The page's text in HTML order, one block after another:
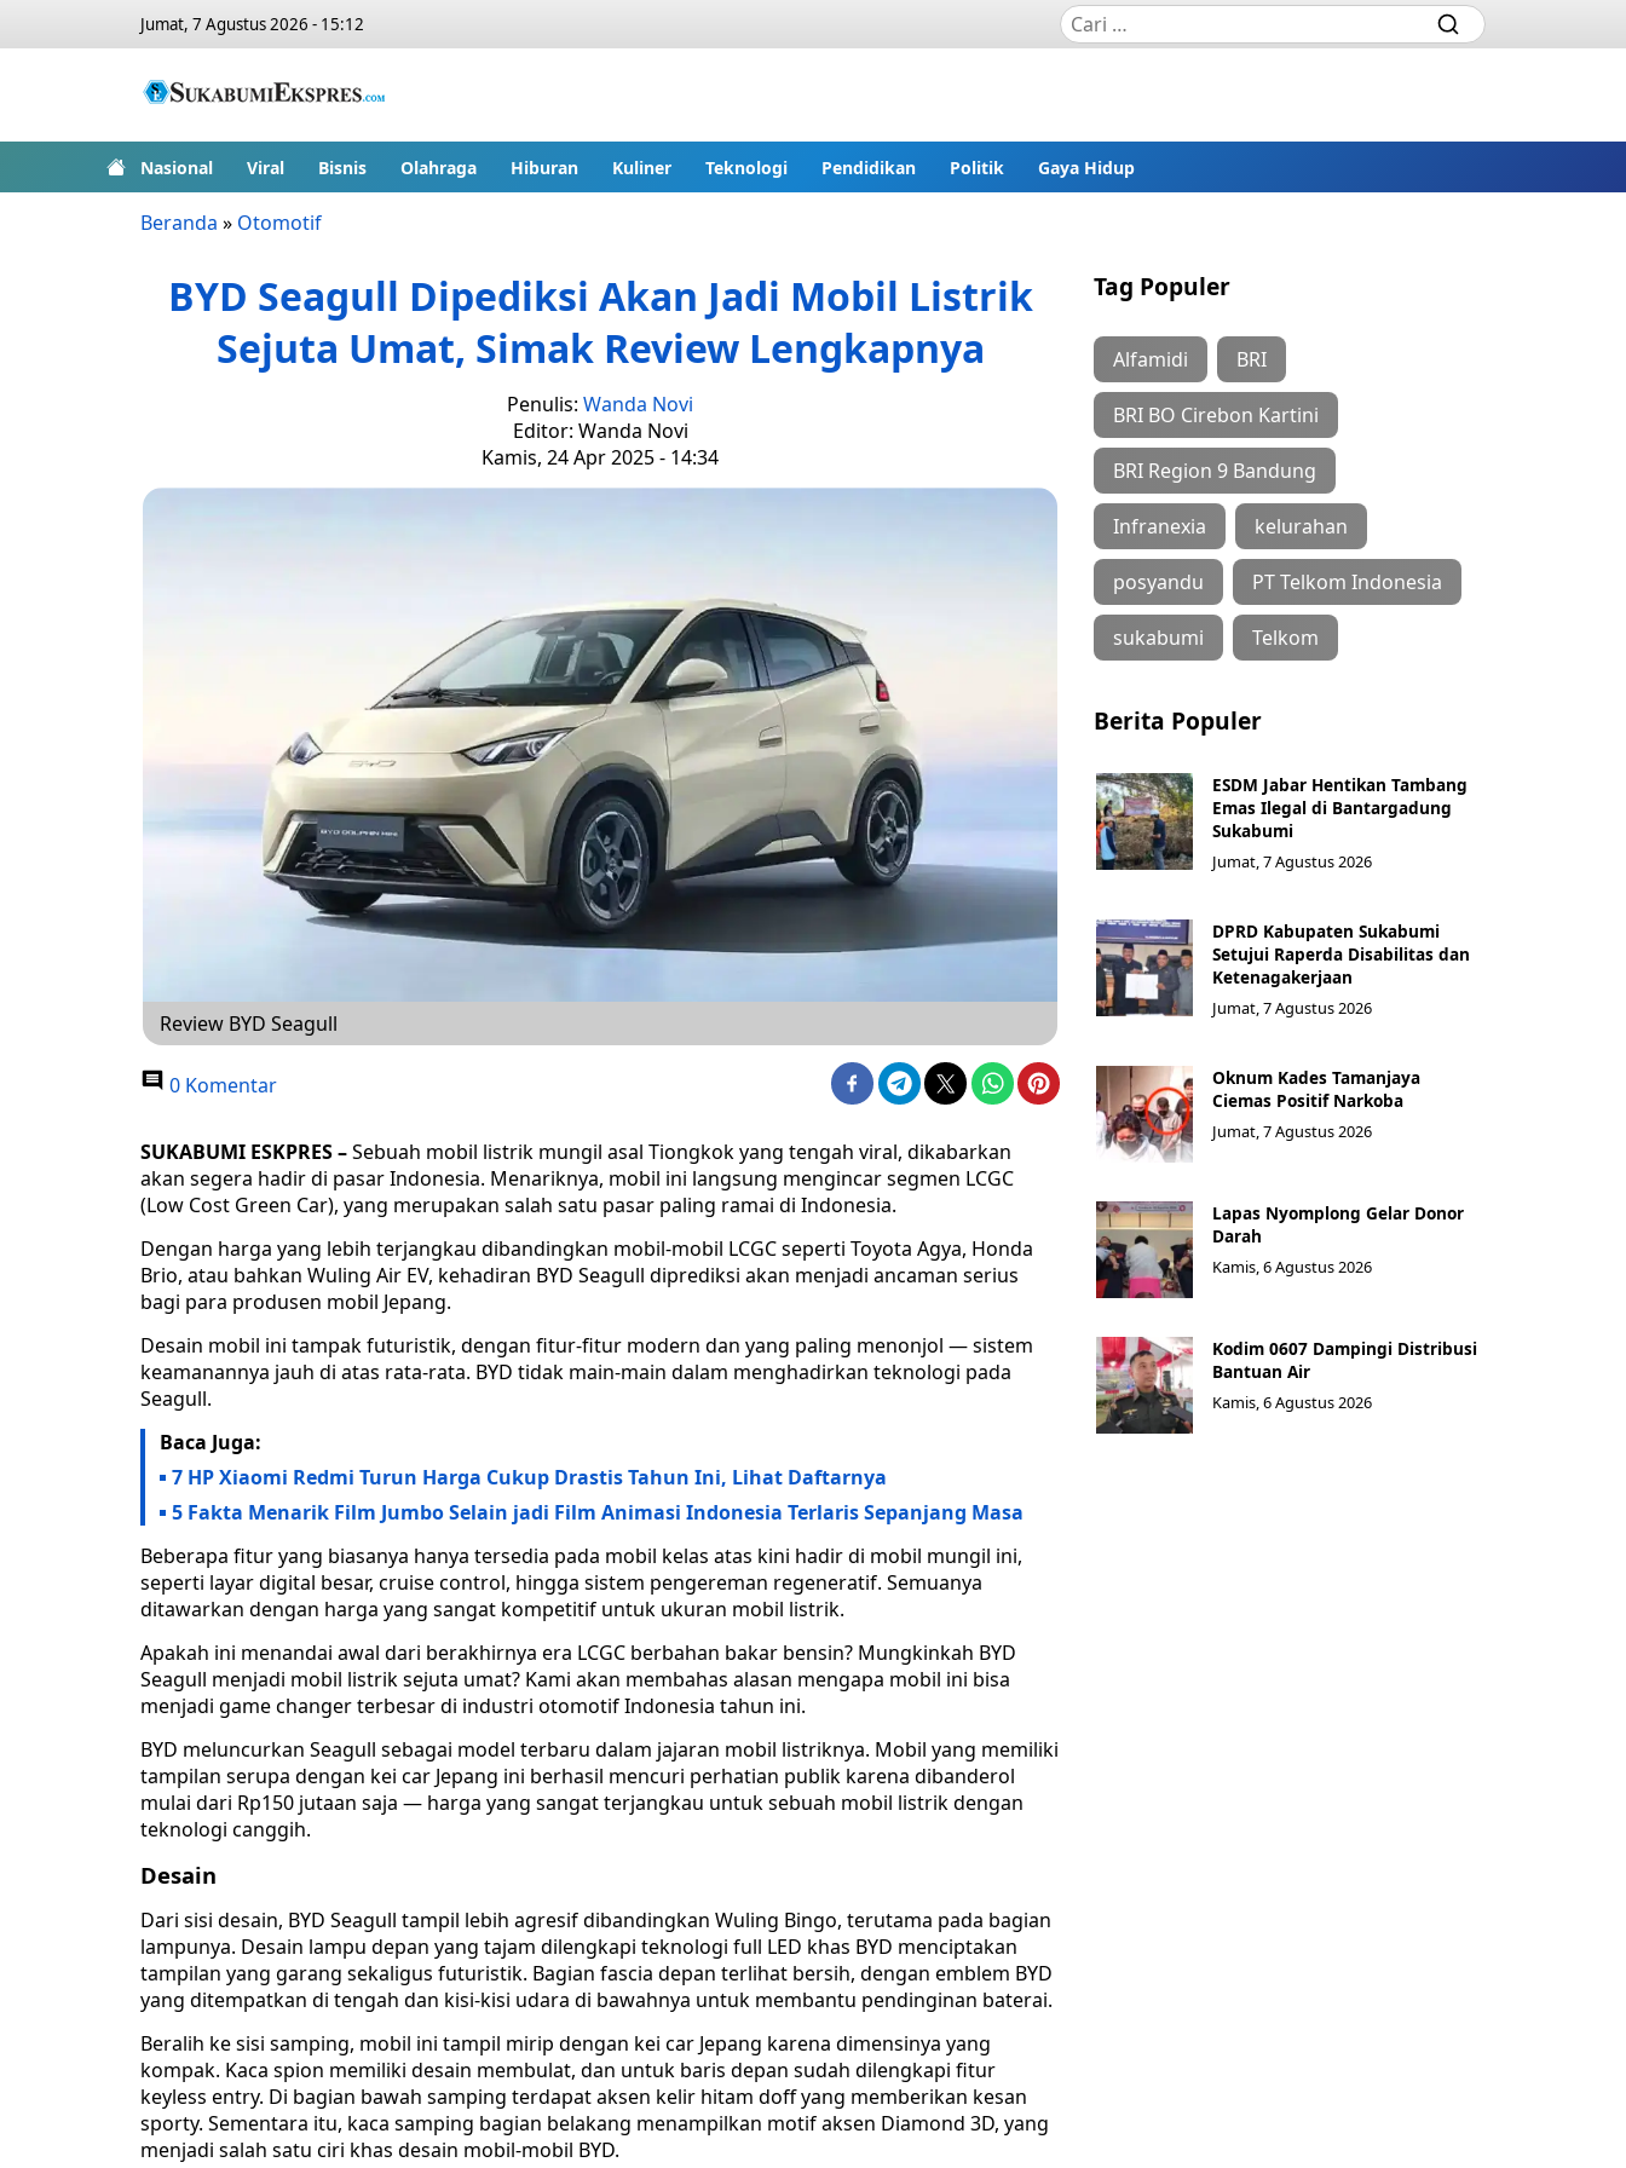
Jumat, 7 Agustus 2026 - 15:12
Nasional Viral Bisnis Olahraga Hiburan Kuliner Teknologi Pendidikan Politik Gaya Hidup
Beranda » Otomotif
BYD Seagull Dipediksi Akan Jadi Mobil Listrik
Sejuta Umat, Simak Review Lengkapnya
Penulis: Wanda Novi
Editor: Wanda Novi
Kamis, 24 Apr 2025 - 14:34
Review BYD Seagull
0 Komentar
SUKABUMI ESKPRES –Sebuah mobil listrik mungil asal Tiongkok yang tengah viral, dikabarkan
akan segera hadir di pasar Indonesia. Menariknya, mobil ini langsung mengincar segmen LCGC
(Low Cost Green Car), yang merupakan salah satu pasar paling ramai di Indonesia.
Dengan harga yang lebih terjangkau dibandingkan mobil-mobil LCGC seperti Toyota Agya, Honda
Brio, atau bahkan Wuling Air EV, kehadiran BYD Seagull diprediksi akan menjadi ancaman serius
bagi para produsen mobil Jepang.
Desain mobil ini tampak futuristik, dengan fitur-fitur modern dan yang paling menonjol — sistem
keamanannya jauh di atas rata-rata. BYD tidak main-main dalam menghadirkan teknologi pada
Seagull.
Baca Juga:
7 HP Xiaomi Redmi Turun Harga Cukup Drastis Tahun Ini, Lihat Daftarnya
5 Fakta Menarik Film Jumbo Selain jadi Film Animasi Indonesia Terlaris Sepanjang Masa
Beberapa fitur yang biasanya hanya tersedia pada mobil kelas atas kini hadir di mobil mungil ini,
seperti layar digital besar, cruise control, hingga sistem pengereman regeneratif. Semuanya
ditawarkan dengan harga yang sangat kompetitif untuk ukuran mobil listrik.
Apakah ini menandai awal dari berakhirnya era LCGC berbahan bakar bensin? Mungkinkah BYD
Seagull menjadi mobil listrik sejuta umat? Kami akan membahas alasan mengapa mobil ini bisa
menjadi game changer terbesar di industri otomotif Indonesia tahun ini.
BYD meluncurkan Seagull sebagai model terbaru dalam jajaran mobil listriknya. Mobil yang memiliki
tampilan serupa dengan kei car Jepang ini berhasil mencuri perhatian publik karena dibanderol
mulai dari Rp150 jutaan saja — harga yang sangat terjangkau untuk sebuah mobil listrik dengan
teknologi canggih.
Desain
Dari sisi desain, BYD Seagull tampil lebih agresif dibandingkan Wuling Bingo, terutama pada bagian
lampunya. Desain lampu depan yang tajam dilengkapi teknologi full LED khas BYD menciptakan
tampilan yang garang sekaligus futuristik. Bagian fascia depan terlihat bersih, dengan emblem BYD
yang ditempatkan di tengah dan kisi-kisi udara di bawahnya untuk membantu pendinginan baterai.
Beralih ke sisi samping, mobil ini tampil mirip dengan kei car Jepang karena dimensinya yang
kompak. Kaca spion memiliki desain membulat, dan untuk baris depan sudah dilengkapi fitur
keyless entry. Di bagian bawah samping terdapat aksen kelir hitam doff yang memberikan kesan
sporty. Sementara itu, kaca samping bagian belakang menampilkan motif aksen Diamond 3D, yang
menjadi salah satu ciri khas desain mobil-mobil BYD.
Tag Populer
Alfamidi BRI
BRI BO Cirebon Kartini
BRI Region 9 Bandung
Infranexia kelurahan
posyandu PT Telkom Indonesia
sukabumi Telkom
Berita Populer
ESDM Jabar Hentikan Tambang
Emas Ilegal di Bantargadung
Sukabumi
Jumat, 7 Agustus 2026
DPRD Kabupaten Sukabumi
Setujui Raperda Disabilitas dan
Ketenagakerjaan
Jumat, 7 Agustus 2026
Oknum Kades Tamanjaya
Ciemas Positif Narkoba
Jumat, 7 Agustus 2026
Lapas Nyomplong Gelar Donor
Darah
Kamis, 6 Agustus 2026
Kodim 0607 Dampingi Distribusi
Bantuan Air
Kamis, 6 Agustus 2026